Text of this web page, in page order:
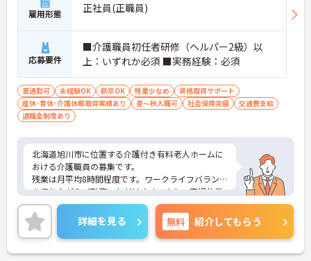
雇用形態 正社員(正職員)
応募要件
■介護職員初任者研修（ヘルパー2級）以
上：いずれか必須 ■実務経験：必須
車通勤可 未経験OK 新卒OK 残業少なめ
資格取得サポート
産休･育休･介護休暇取得実績あり
夏～秋入職可 社会保険完備
交通費支給
退職金制度あり
北海道旭川市に位置する介護付き有料老人ホームに
おける介護職員の募集です。
残業は月平均8時間程度です。ワークライフバランス
を保ちながらご勤務いただけます。また、育児休業
や介護休業の取得実績があり、ライフステージが変
化しても働ける職場環境です。
ご興味のある方には、面接対策ポイントなど、さら
に詳細をご案内しますのでお気軽にご相談くださ
い！
詳細を見る 無料 紹介してもらう